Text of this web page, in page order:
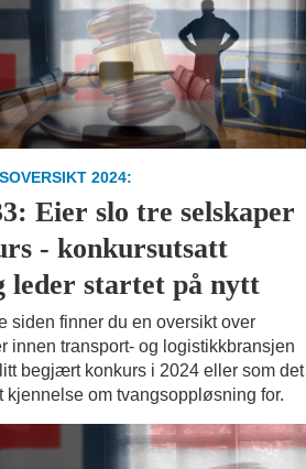
2024:
Eier slo tre selskaper
- konkursutsatt
leder startet på nytt
siden finner du en oversikt over
innen transport- og logistikkbransjen
begjært konkurs i 2024 eller som det
kjennelse om tvangsoppløsning for.